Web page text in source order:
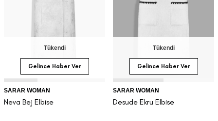
Tükendi
Gelince Haber Ver
SARAR WOMAN
Neva Bej Elbise
Tükendi
Gelince Haber Ver
SARAR WOMAN
Desude Ekru Elbise